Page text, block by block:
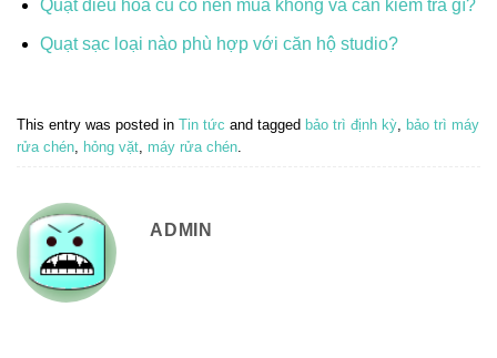
Quạt điều hòa cũ có nên mua không và cần kiểm tra gì?
Quạt sạc loại nào phù hợp với căn hộ studio?
This entry was posted in Tin tức and tagged bảo trì định kỳ bảo trì máy
rửa chén hỏng vặt máy rửa chén
ADMIN